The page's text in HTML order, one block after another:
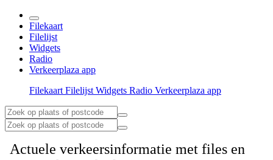
Filekaart
Filelijst
Widgets
Radio
Verkeerplaza app
Filekaart Filelijst Widgets Radio Verkeerplaza app
Actuele verkeersinformatie met files en